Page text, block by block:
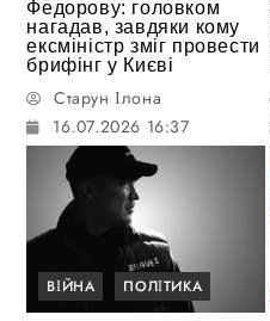
Федорову: головком
нагадав, завдяки кому
ексміністр зміг провести
брифінг у Києві
Старун Ілона
16.07.2026 16:37
ВІЙНА ПОЛІТИКА